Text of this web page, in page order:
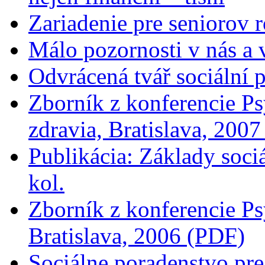
Zariadenie pre seniorov
Málo pozornosti v nás
Odvrácená tvář sociální
Zborník z konferencie
zdravia, Bratislava,
Publikácia: Základy
kol.
Zborník z konferencie
Bratislava, 2006 (PDF)